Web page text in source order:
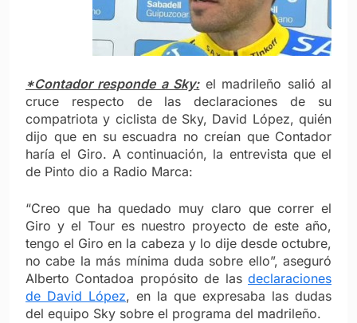
*Contador responde a Sky:el madrileño salió al
cruce respecto de las declaraciones de su
compatriota y ciclista de Sky, David López, quién
dijo que en su escuadra no creían que Contador
haría el Giro. A continuación, la entrevista que el
de Pinto dio a Radio Marca:
“Creo que ha quedado muy claro que correr el
Giro y el Tour es nuestro proyecto de este año,
tengo el Giro en la cabeza y lo dije desde octubre,
no cabe la más mínima duda sobre ello”, aseguró
Alberto Contadoa propósito de las declaraciones
de David López, en la que expresaba las dudas
del equipo Sky sobre el programa del madrileño.